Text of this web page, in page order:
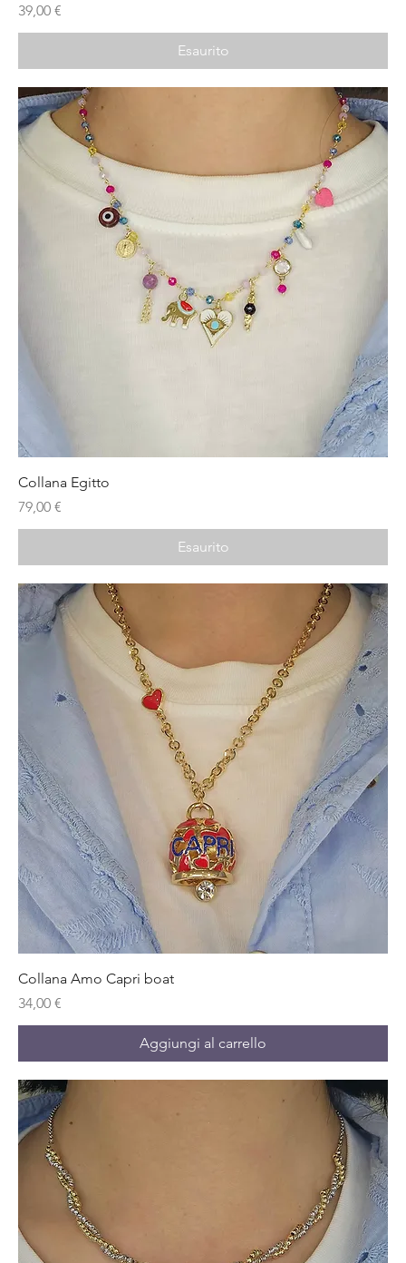
Prezzo
39,00 €
Esaurito
Collana Egitto
Prezzo
79,00 €
Esaurito
Collana Amo Capri boat
Prezzo
34,00 €
Aggiungi al carrello